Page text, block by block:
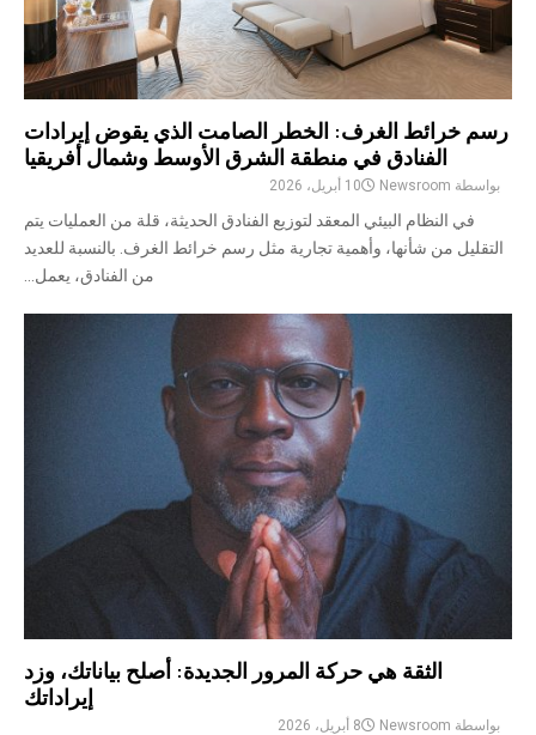
رسم خرائط الغرف: الخطر الصامت الذي يقوض إيرادات
الفنادق في منطقة الشرق الأوسط وشمال أفريقيا
بواسطة Newsroom 10 أبريل، 2026
في النظام البيئي المعقد لتوزيع الفنادق الحديثة، قلة من العمليات يتم
التقليل من شأنها، وأهمية تجارية مثل رسم خرائط الغرف. بالنسبة للعديد
من الفنادق، يعمل...
الثقة هي حركة المرور الجديدة: أصلح بياناتك، وزد
إيراداتك
بواسطة Newsroom 8 أبريل، 2026